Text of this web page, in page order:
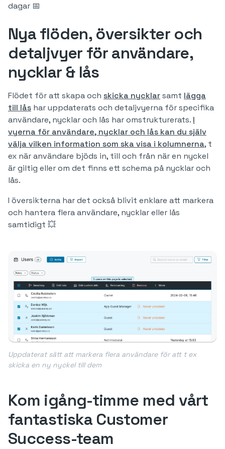
dagar 📅
Nya flöden, översikter och
detaljvyer för användare,
nycklar & lås
Flödet för att skapa och skicka nycklarsamt lägga
till lås har uppdaterats och detaljvyerna för specifika
användare, nycklar och lås har omstrukturerats. I
vyerna för användare, nycklar och lås kan du själv
välja vilken information som ska visa i kolumnerna, t
ex när användare bjöds in, till och från när en nyckel
är giltig eller om det finns ett schema på nycklar och
lås.
I översikterna har det också blivit enklare att markera
och hantera flera användare, nycklar eller lås
samtidigt 💥
Uppdaterat sätt att markera flera användare för att t ex
skicka en ny nyckel till dem
Kom igång-timme med vårt
fantastiska Customer
Success-team